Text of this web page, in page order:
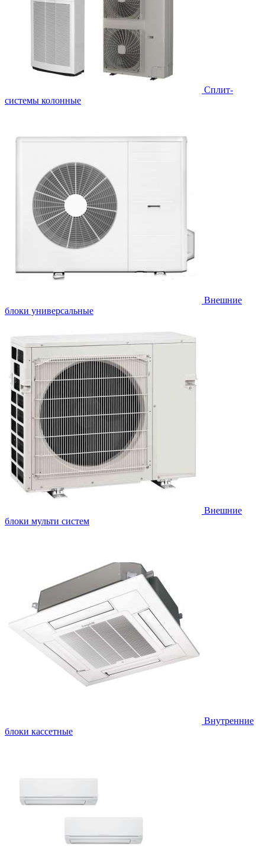
Cплит-
системы колонные
Внешние
блоки универсальные
Внешние
блоки мульти систем
Внутренние
блоки кассетные